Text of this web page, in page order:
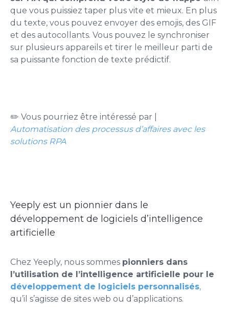
que vous puissiez taper plus vite et mieux. En plus
du texte, vous pouvez envoyer des emojis, des GIF
et des autocollants. Vous pouvez le synchroniser
sur plusieurs appareils et tirer le meilleur parti de
sa puissante fonction de texte prédictif.
✏️ Vous pourriez être intéressé par |
Automatisation des processus d’affaires avec les
solutions RPA
Yeeply est un pionnier dans le
développement de logiciels d’intelligence
artificielle
Chez Yeeply, nous sommes pionniers dans
l’utilisation de l’intelligence artificielle pour le
développement de logiciels personnalisés,
qu’il s’agisse de sites web ou d’applications.